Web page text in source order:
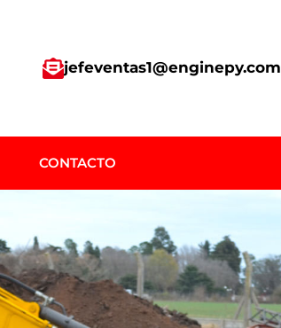
jefeventas1@enginepy.com
CONTACTO